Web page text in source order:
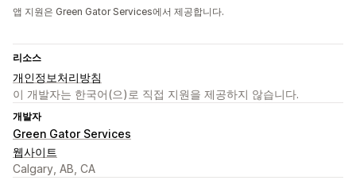
앱 지원은 Green Gator Services에서 제공합니다.
리소스
개인정보처리방침
이 개발자는 한국어(으)로 직접 지원을 제공하지 않습니다.
개발자
Green Gator Services
웹사이트
Calgary, AB, CA